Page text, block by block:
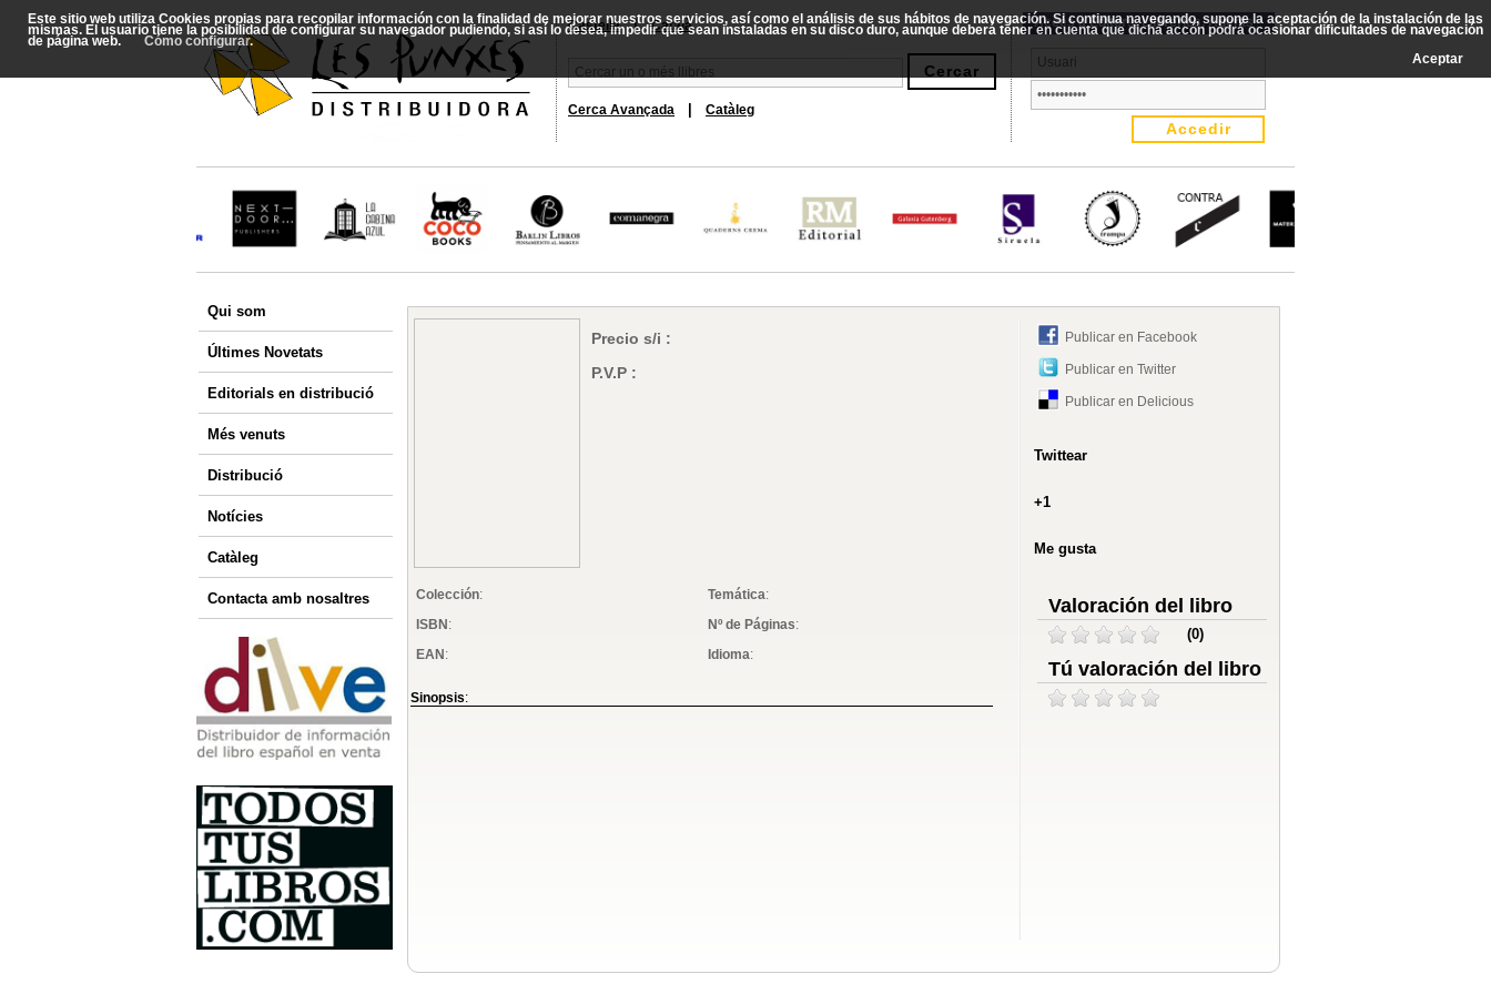
Castellà|Català
Cerca Avançada Catàleg
Accés a Editors, Llibreries, Agents
Qui som
Últimes Novetats
Editorials en distribució
Més venuts
Distribució
Notícies
Catàleg
Contacta amb nosaltres
Precio s/i :
P.V.P :
Colección: Temática:
ISBN : Nº de Páginas:
EAN : Idioma:
Sinopsis:
Publicar en Facebook
Publicar en Twitter
Publicar en Delicious
Twittear
+1
Me gusta
Valoración del libro
(0)
Tú valoración del libro
Este sitio web utiliza Cookies propias para recopilar información con la finalidad de mejorar nuestros servicios, así como el análisis de sus hábitos de navegación. Si continua navegando, supone la aceptación de la instalación de las
mismas. El usuario tiene la posibilidad de configurar su navegador pudiendo, si así lo desea, impedir que sean instaladas en su disco duro, aunque deberá tener en cuenta que dicha accón podrá ocasionar dificultades de navegación
de página web. Cómo configurar.
Aceptar